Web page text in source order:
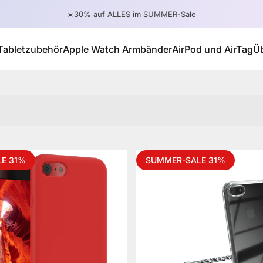
☀️30% auf ALLES im SUMMER-Sale
Apple Watch ArmbänderAirPod und AirTag
31% SUMMER-SALE 31%